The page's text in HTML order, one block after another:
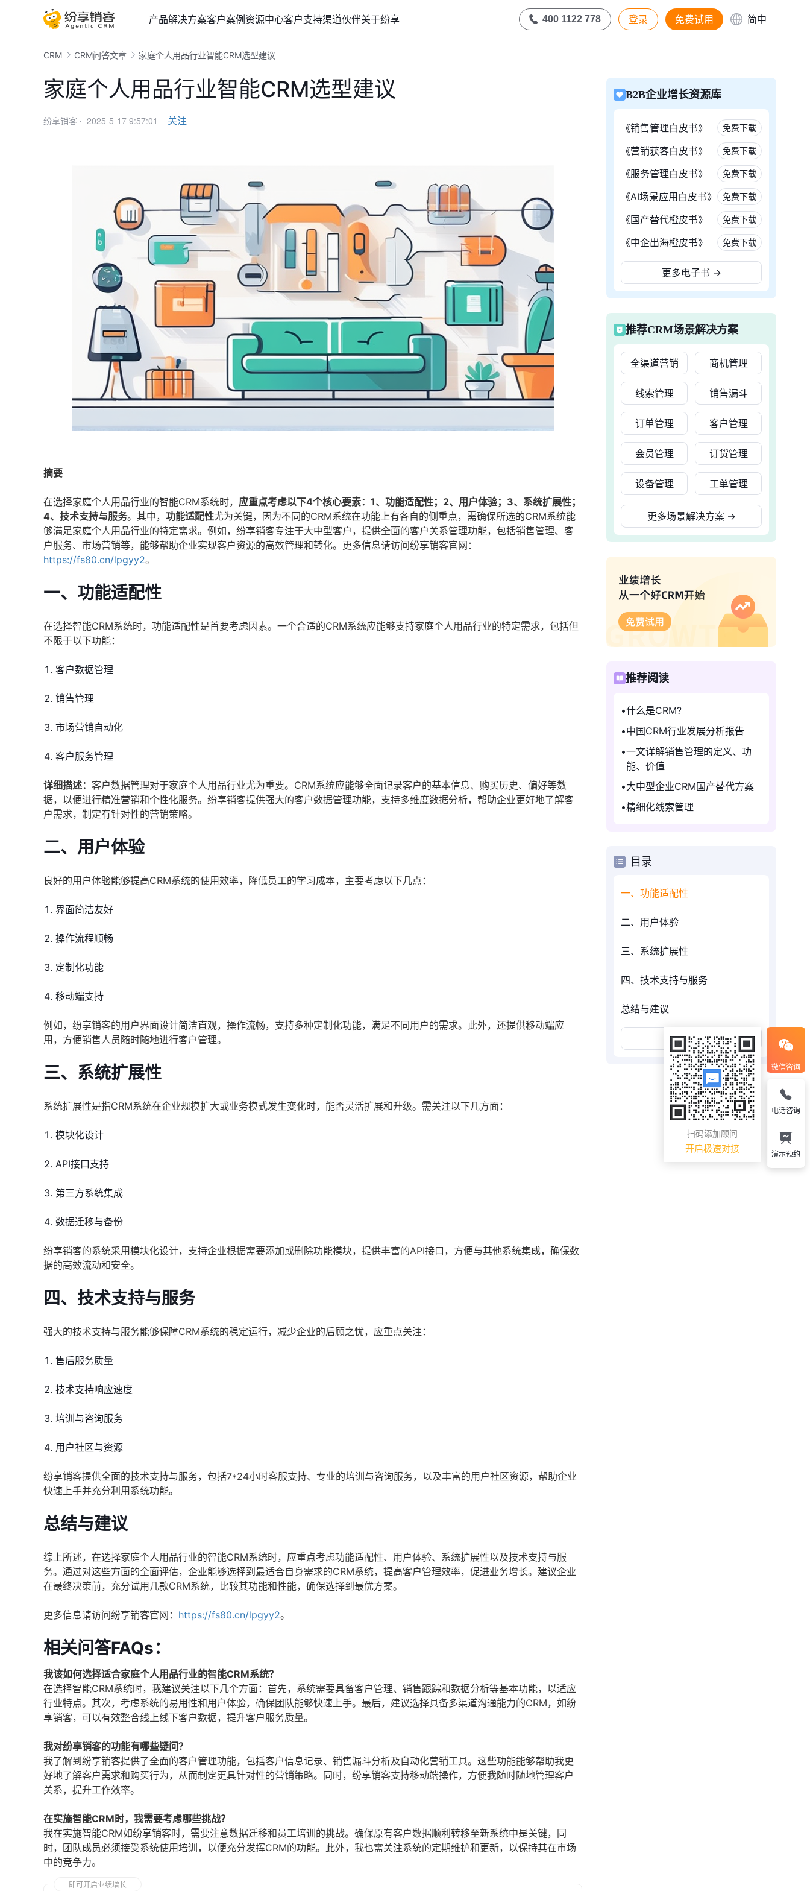
产品解决方案客户案例资源中心客户支持渠道伙伴关于纷享 400 1122 778 登录 免费试用 简中
CRM CRM问答文章 家庭个人用品行业智能CRM选型建议
家庭个人用品行业智能CRM选型建议
纷享销客 · 2025-5-17 9:57:01 关注
摘要
在选择家庭个人用品行业的智能CRM系统时， 应重点考虑以下4个核心要素：1、功能适配性；2、用户体验；3、系统扩展性；
4、技术支持与服务。其中， 功能适配性尤为关键，因为不同的CRM系统在功能上有各自的侧重点，需确保所选的CRM系统能
够满足家庭个人用品行业的特定需求。例如，纷享销客专注于大中型客户，提供全面的客户关系管理功能，包括销售管理、客
户服务、市场营销等，能够帮助企业实现客户资源的高效管理和转化。更多信息请访问纷享销客官网：
https://fs80.cn/lpgyy2。
一、功能适配性
在选择智能CRM系统时，功能适配性是首要考虑因素。一个合适的CRM系统应能够支持家庭个人用品行业的特定需求，包括但
不限于以下功能：
客户数据管理
销售管理
市场营销自动化
客户服务管理
详细描述： 客户数据管理对于家庭个人用品行业尤为重要。CRM系统应能够全面记录客户的基本信息、购买历史、偏好等数
据，以便进行精准营销和个性化服务。纷享销客提供强大的客户数据管理功能，支持多维度数据分析，帮助企业更好地了解客
户需求，制定有针对性的营销策略。
二、用户体验
良好的用户体验能够提高CRM系统的使用效率，降低员工的学习成本，主要考虑以下几点：
界面简洁友好
操作流程顺畅
定制化功能
移动端支持
例如，纷享销客的用户界面设计简洁直观，操作流畅，支持多种定制化功能，满足不同用户的需求。此外，还提供移动端应
用，方便销售人员随时随地进行客户管理。
三、系统扩展性
系统扩展性是指CRM系统在企业规模扩大或业务模式发生变化时，能否灵活扩展和升级。需关注以下几方面：
模块化设计
API接口支持
第三方系统集成
数据迁移与备份
纷享销客的系统采用模块化设计，支持企业根据需要添加或删除功能模块，提供丰富的API接口，方便与其他系统集成，确保数
据的高效流动和安全。
四、技术支持与服务
强大的技术支持与服务能够保障CRM系统的稳定运行，减少企业的后顾之忧，应重点关注：
售后服务质量
技术支持响应速度
培训与咨询服务
用户社区与资源
纷享销客提供全面的技术支持与服务，包括7*24小时客服支持、专业的培训与咨询服务，以及丰富的用户社区资源，帮助企业
快速上手并充分利用系统功能。
总结与建议
综上所述，在选择家庭个人用品行业的智能CRM系统时，应重点考虑功能适配性、用户体验、系统扩展性以及技术支持与服
务。通过对这些方面的全面评估，企业能够选择到最适合自身需求的CRM系统，提高客户管理效率，促进业务增长。建议企业
在最终决策前，充分试用几款CRM系统，比较其功能和性能，确保选择到最优方案。
更多信息请访问纷享销客官网： https://fs80.cn/lpgyy2。
相关问答FAQs：
我该如何选择适合家庭个人用品行业的智能CRM系统？
在选择智能CRM系统时，我建议关注以下几个方面：首先，系统需要具备客户管理、销售跟踪和数据分析等基本功能，以适应
行业特点。其次，考虑系统的易用性和用户体验，确保团队能够快速上手。最后，建议选择具备多渠道沟通能力的CRM，如纷
享销客，可以有效整合线上线下客户数据，提升客户服务质量。
我对纷享销客的功能有哪些疑问？
我了解到纷享销客提供了全面的客户管理功能，包括客户信息记录、销售漏斗分析及自动化营销工具。这些功能能够帮助我更
好地了解客户需求和购买行为，从而制定更具针对性的营销策略。同时，纷享销客支持移动端操作，方便我随时随地管理客户
关系，提升工作效率。
在实施智能CRM时，我需要考虑哪些挑战？
我在实施智能CRM如纷享销客时，需要注意数据迁移和员工培训的挑战。确保原有客户数据顺利转移至新系统中是关键，同
时，团队成员必须接受系统使用培训，以便充分发挥CRM的功能。此外，我也需关注系统的定期维护和更新，以保持其在市场
中的竞争力。
即可开启业绩增长
B2B企业增长资源库
《销售管理白皮书》 免费下载
《营销获客白皮书》 免费下载
《服务管理白皮书》 免费下载
《AI场景应用白皮书》 免费下载
《国产替代橙皮书》 免费下载
《中企出海橙皮书》 免费下载
更多电子书 →
推荐CRM场景解决方案
全渠道营销 商机管理
线索管理 销售漏斗
订单管理 客户管理
会员管理 订货管理
设备管理 工单管理
更多场景解决方案 →
推荐阅读
什么是CRM?
中国CRM行业发展分析报告
一文详解销售管理的定义、功
能、价值
大中型企业CRM国产替代方案
精细化线索管理
目录
一、功能适配性
二、用户体验
三、系统扩展性
四、技术支持与服务
总结与建议
展开更多
微信咨询
扫码添加顾问
开启极速对接
电话咨询
演示预约